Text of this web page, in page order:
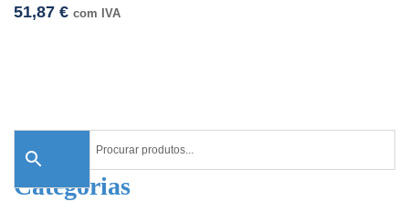
51,87 € com IVA
Categorias